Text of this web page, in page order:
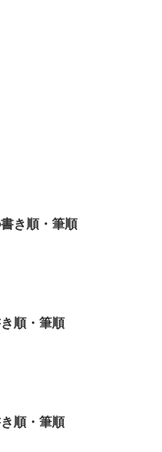
き順・筆順
順・筆順
順・筆順